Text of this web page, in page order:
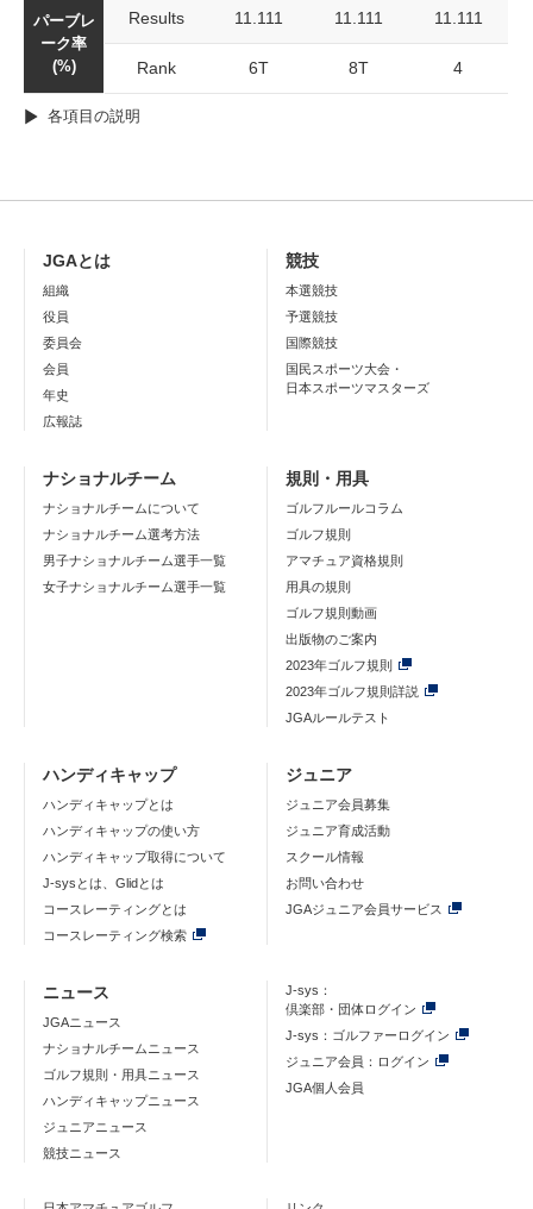
パーブレ
ーク率
(%)
Results 11.111 11.111 11.111
Rank 6T 8T 4
各項目の説明
JGAとは
組織
役員
委員会
会員
年史
広報誌
競技
本選競技
予選競技
国際競技
国民スポーツ大会・
日本スポーツマスターズ
ナショナルチーム
ナショナルチームについて
ナショナルチーム選考方法
男子ナショナルチーム選手一覧
女子ナショナルチーム選手一覧
規則・用具
ゴルフルールコラム
ゴルフ規則
アマチュア資格規則
用具の規則
ゴルフ規則動画
出版物のご案内
2023年ゴルフ規則
2023年ゴルフ規則詳説
JGAルールテスト
ハンディキャップ
ハンディキャップとは
ハンディキャップの使い方
ハンディキャップ取得について
J-sysとは、Glidとは
コースレーティングとは
コースレーティング検索
ジュニア
ジュニア会員募集
ジュニア育成活動
スクール情報
お問い合わせ
JGAジュニア会員サービス
ニュース
JGAニュース
ナショナルチームニュース
ゴルフ規則・用具ニュース
ハンディキャップニュース
ジュニアニュース
競技ニュース
J-sys：
倶楽部・団体ログイン
J-sys：ゴルファーログイン
ジュニア会員：ログイン
JGA個人会員